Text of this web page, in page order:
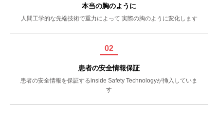
本当の胸のように
人間工学的な先端技術で重力によって 実際の胸のように変化します
02
患者の安全情報保証
患者の安全情報を保証するinside Safety Technologyが挿入していま
す